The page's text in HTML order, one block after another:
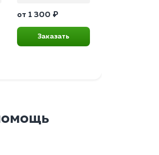
от 1 300 ₽
Заказать